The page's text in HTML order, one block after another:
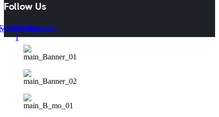
Follow Us
f
Dribbble
Instagram
Youtube